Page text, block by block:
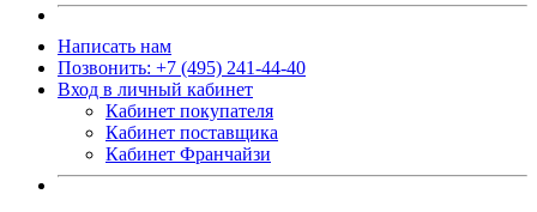
Написать нам
Позвонить: +7 (495) 241-44-40
Вход в личный кабинет
Кабинет покупателя
Кабинет поставщика
Кабинет Франчайзи